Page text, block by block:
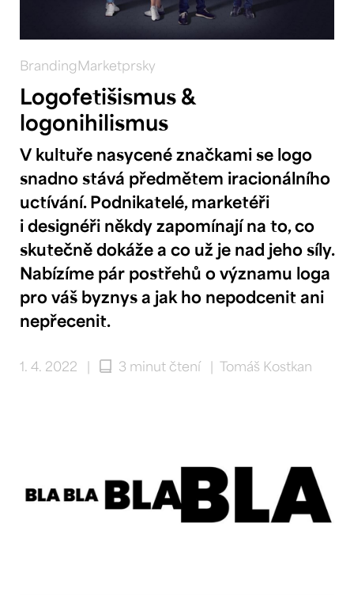
BrandingMarketprsky
Logofetišismus &
logonihilismus
V kultuře nasycené značkami se logo
snadno stává předmětem iracionálního
uctívání. Podnikatelé, marketéři
i designéři někdy zapomínají na to, co
skutečně dokáže a co už je nad jeho síly.
Nabízíme pár postřehů o významu loga
pro váš byznys a jak ho nepodcenit ani
nepřecenit.
1. 4. 2022 | 3 minut čtení | Tomáš Kostkan